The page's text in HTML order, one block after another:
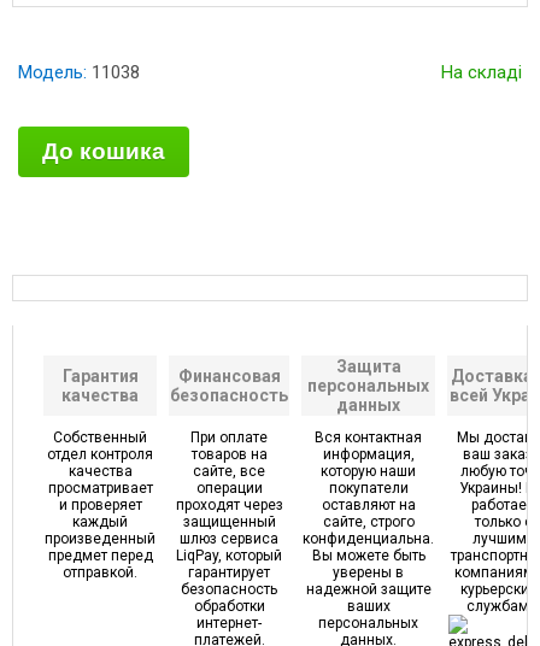
Модель: 11038 На складі
Гарантия
качества
Финансовая
безопасность
Защита
персональных
данных
Доставка
всей
Собственный
отдел контроля
качества
просматривает
и проверяет
каждый
произведенный
предмет перед
отправкой.
При оплате
товаров на
сайте, все
операции
проходят через
защищенный
шлюз сервиса
LiqPay, который
гарантирует
безопасность
обработки
интернет-
платежей.
Вся контактная
информация,
которую наши
покупатели
оставляют на
сайте, строго
конфиденциальна.
Вы можете быть
уверены в
надежной защите
ваших
персональных
данных.
Мы
ваш заказ
любую
Украины!
работаем
только с
лучшими
службами.